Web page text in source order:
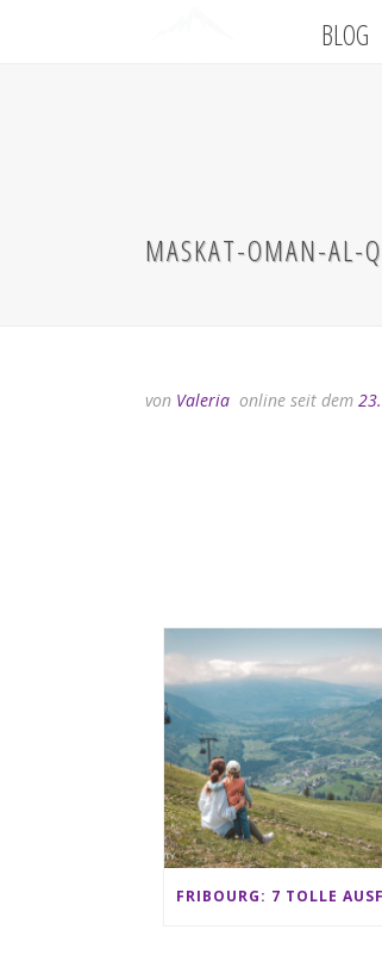
BLOG
MASKAT-OMAN-AL-
von Valeria online seit dem